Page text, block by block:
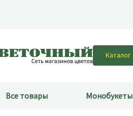
Каталог
Все товары Монобукеты